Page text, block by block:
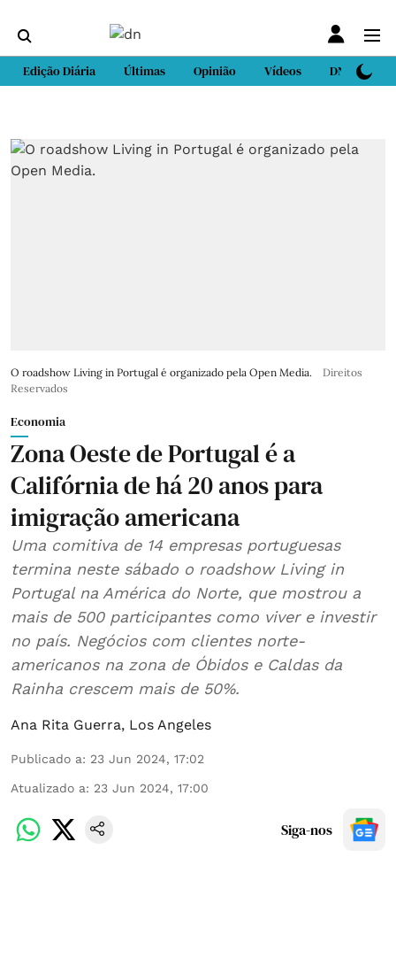
Edição Diária Últimas Opinião Vídeos DN Sport
O roadshow Living in Portugal é organizado pela Open Media.
Direitos
Reservados
Economia
Zona Oeste de Portugal é a
Califórnia de há 20 anos para
imigração americana
Uma comitiva de 14 empresas portuguesas
termina neste sábado o roadshow Living in
Portugal na América do Norte, que mostrou a
mais de 500 participantes como viver e investir
no país. Negócios com clientes norte-
americanos na zona de Óbidos e Caldas da
Rainha crescem mais de 50%.
Ana Rita Guerra, Los Angeles
Publicado a: 23 Jun 2024, 17:02
Atualizado a: 23 Jun 2024, 17:00
Siga-nos